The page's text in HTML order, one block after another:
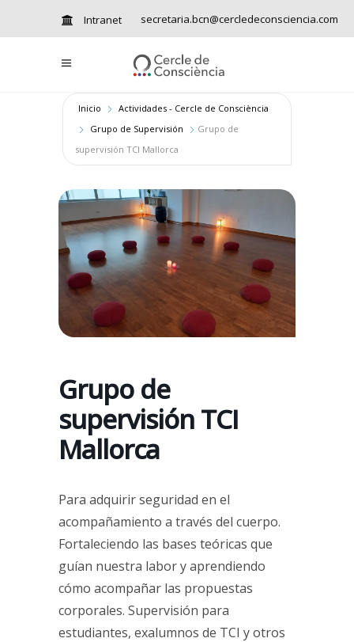
Intranet secretaria.bcn@cercledeconsciencia.com
Inicio
Actividades - Cercle de Consciència
Grupo de Supervisión
Grupo de
supervisión TCI Mallorca
Grupo de
supervisión TCI
Mallorca
Para adquirir seguridad en el
acompañamiento a través del cuerpo.
Fortaleciendo las bases teóricas que
guían nuestra labor y aprendiendo
cómo acompañar las propuestas
corporales. Supervisión para
estudiantes, exalumnos de TCI y otros